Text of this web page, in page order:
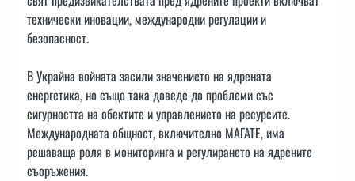
технически иновации, международни регулации и
безопасност.
В Украйна войната засили значението на ядрената
енергетика, но също така доведе до проблеми със
сигурността на обектите и управлението на ресурсите.
Международната общност, включително МАГАТЕ, има
решаваща роля в мониторинга и регулирането на ядрените
съоръжения.